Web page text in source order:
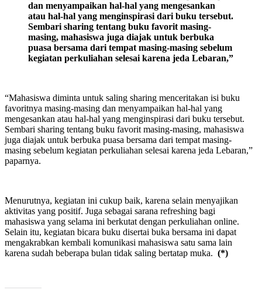
dan menyampaikan hal-hal yang mengesankan
atau hal-hal yang menginspirasi dari buku tersebut.
Sembari sharing tentang buku favorit masing-
masing, mahasiswa juga diajak untuk berbuka
puasa bersama dari tempat masing-masing sebelum
kegiatan perkuliahan selesai karena jeda Lebaran,”
“Mahasiswa diminta untuk saling sharing menceritakan isi buku
favoritnya masing-masing dan menyampaikan hal-hal yang
mengesankan atau hal-hal yang menginspirasi dari buku tersebut.
Sembari sharing tentang buku favorit masing-masing, mahasiswa
juga diajak untuk berbuka puasa bersama dari tempat masing-
masing sebelum kegiatan perkuliahan selesai karena jeda Lebaran,”
paparnya.
Menurutnya, kegiatan ini cukup baik, karena selain menyajikan
aktivitas yang positif. Juga sebagai sarana refreshing bagi
mahasiswa yang selama ini berkutat dengan perkuliahan online.
Selain itu, kegiatan bicara buku disertai buka bersama ini dapat
mengakrabkan kembali komunikasi mahasiswa satu sama lain
karena sudah beberapa bulan tidak saling bertatap muka. (*)